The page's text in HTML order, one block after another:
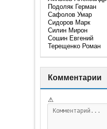
Подоляк Герман
Сафолов Умар
Сидоров Марк
Силин Мирон
Сошин Евгений
Терещенко Роман
Комментарии
⚠